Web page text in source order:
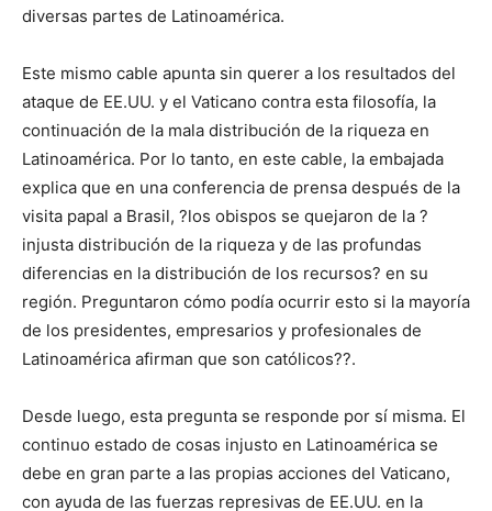
diversas partes de Latinoamérica.
Este mismo cable apunta sin querer a los resultados del
ataque de EE.UU. y el Vaticano contra esta filosofía, la
continuación de la mala distribución de la riqueza en
Latinoamérica. Por lo tanto, en este cable, la embajada
explica que en una conferencia de prensa después de la
visita papal a Brasil, ?los obispos se quejaron de la ?
injusta distribución de la riqueza y de las profundas
diferencias en la distribución de los recursos? en su
región. Preguntaron cómo podía ocurrir esto si la mayoría
de los presidentes, empresarios y profesionales de
Latinoamérica afirman que son católicos??.
Desde luego, esta pregunta se responde por sí misma. El
continuo estado de cosas injusto en Latinoamérica se
debe en gran parte a las propias acciones del Vaticano,
con ayuda de las fuerzas represivas de EE.UU. en la